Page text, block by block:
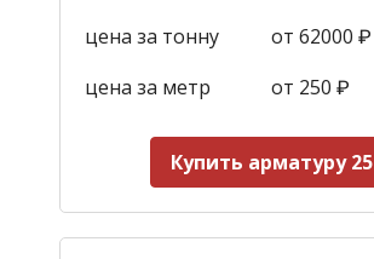
цена за тонну
от 62000 ₽
цена за метр
от 250 ₽
Купить арматуру 25